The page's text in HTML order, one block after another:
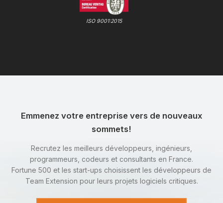
ISO 9001:2015
Emmenez votre entreprise vers de nouveaux
sommets!
Recrutez les meilleurs développeurs, ingénieurs,
programmeurs, codeurs et consultants en France.
Fortune 500 et les start-ups choisissent les développeurs de
Team Extension pour leurs projets logiciels critiques.